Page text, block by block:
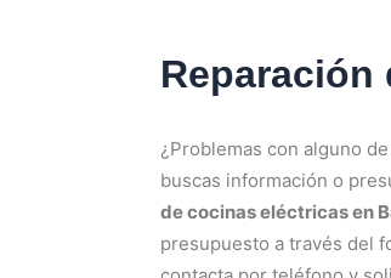
Reparación
¿Problemas con alguno
buscas información o
de cocinas eléctricas en
presupuesto a través del